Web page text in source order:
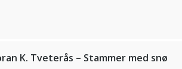
K. Tveterås – Stammer med snø